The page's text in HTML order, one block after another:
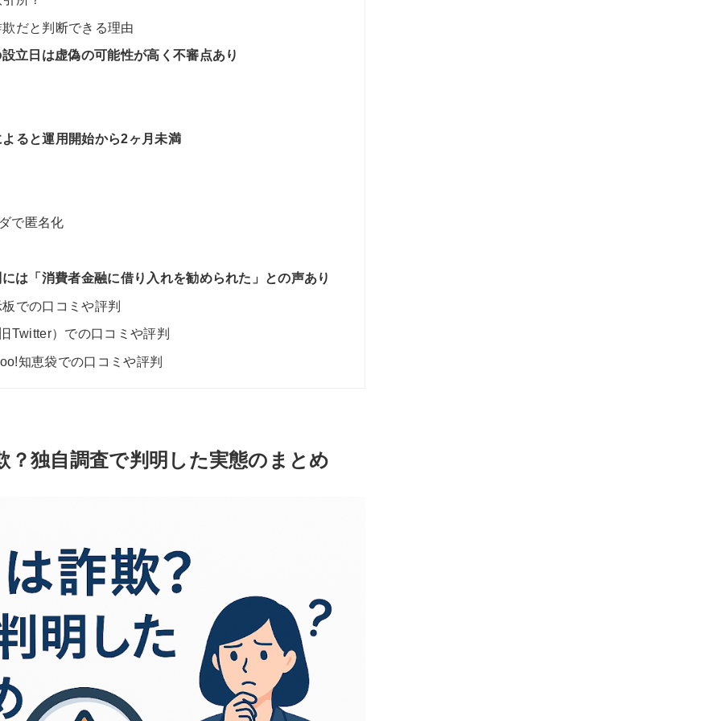
だと判断できる理由
立日は虚偽の可能性が高く不審点あり
ると運用開始から2ヶ月未満
で匿名化
は「消費者金融に借り入れを勧められた」との声あり
での口コミや評判
Twitter）での口コミや評判
知恵袋での口コミや評判
独自調査で判明した実態のまとめ